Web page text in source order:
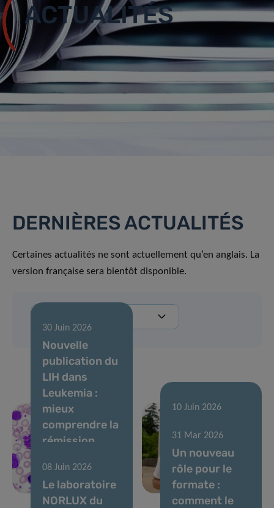
ACTUALITÉS
DERNIÈRES ACTUALITÉS
Certaines actualités ne sont actuellement qu’en anglais. La
version française sera bientôt disponible.
30 Juin 2026
Nouvelle
publication du
LIH dans
Leukemia :
mieux
comprendre la
rémission
traitement
dans la LMC
10 Juin 2026
soutenir la
recherche
contre le
cancer
08 Juin 2026
Le laboratoire
NORLUX du
31 Mar 2026
Un nouveau
rôle pour le
formate :
comment le